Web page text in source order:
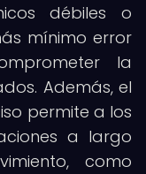
débiles o
mínimo error
la
Además, el
permite a los
a largo
como